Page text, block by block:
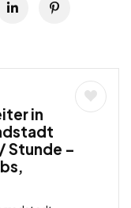
in
Stunde –